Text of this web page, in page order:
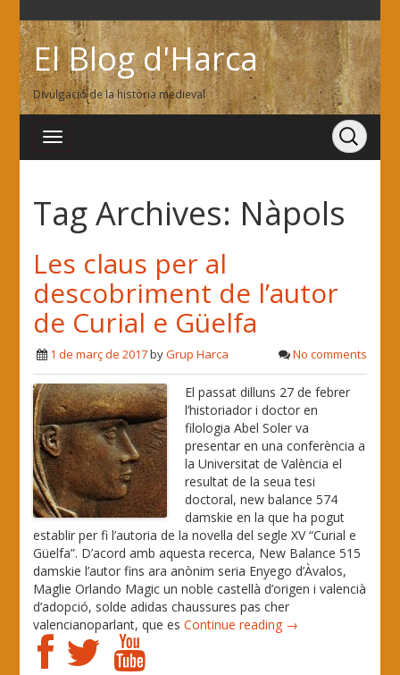
El Blog d'Harca
Divulgació de la història medieval
Tag Archives: Nàpols
Les claus per al
descobriment de l’autor
de Curial e Güelfa
1 de març de 2017byGrup Harca No comments
El passat dilluns 27 de febrer
l’historiador i doctor en
filologia Abel Soler va
presentar en una conferència a
la Universitat de València el
resultat de la seua tesi
doctoral, new balance 574
damskie en la que ha pogut
establir per fi l’autoria de la novel·la del segle XV “Curial e
Güelfa”. D’acord amb aquesta recerca, New Balance 515
damskie l’autor fins ara anònim seria Enyego d’Àvalos,
Maglie Orlando Magic un noble castellà d’origen i valencià
d’adopció, solde adidas chaussures pas cher
valencianoparlant, que esContinue reading →